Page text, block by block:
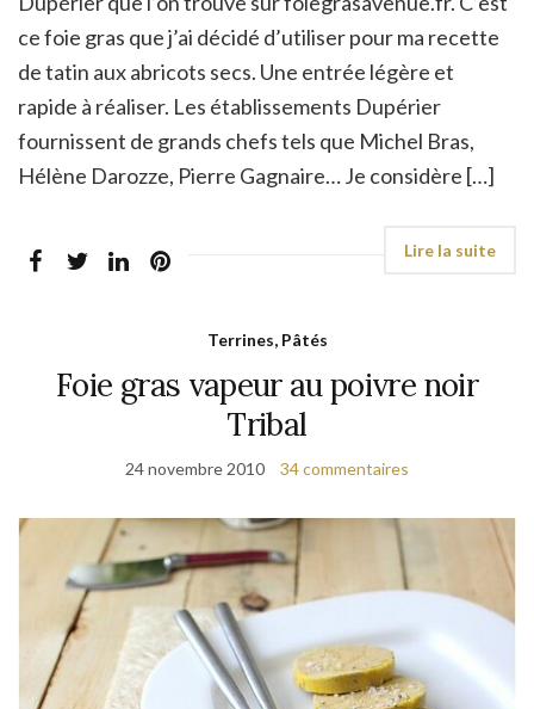
ce foie gras que j’ai décidé d’utiliser pour ma recette
de tatin aux abricots secs. Une entrée légère et
rapide à réaliser. Les établissements Dupérier
fournissent de grands chefs tels que Michel Bras,
Hélène Darozze, Pierre Gagnaire… Je considère […]
Terrines, Pâtés
Foie gras vapeur au poivre noir
Tribal
24 novembre 2010 34 commentaires